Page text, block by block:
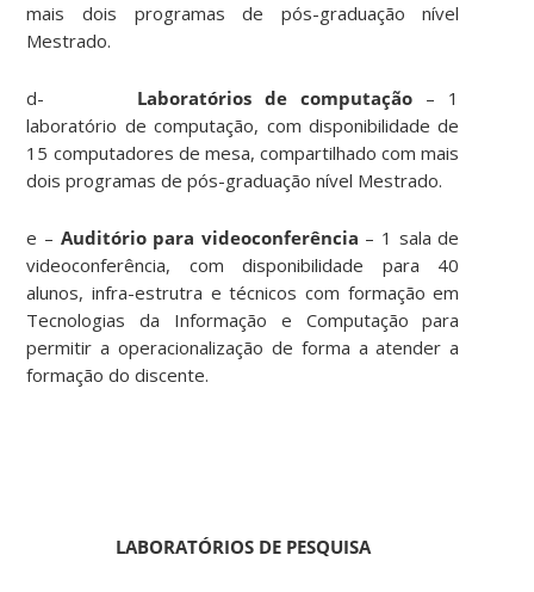
mais dois programas de pós-graduação nível
Mestrado.
d- Laboratórios de computação – 1
laboratório de computação, com disponibilidade de
15 computadores de mesa, compartilhado com mais
dois programas de pós-graduação nível Mestrado.
e – Auditório para videoconferência – 1 sala de
videoconferência, com disponibilidade para 40
alunos, infra-estrutra e técnicos com formação em
Tecnologias da Informação e Computação para
permitir a operacionalização de forma a atender a
formação do discente.
LABORATÓRIOS DE PESQUISA